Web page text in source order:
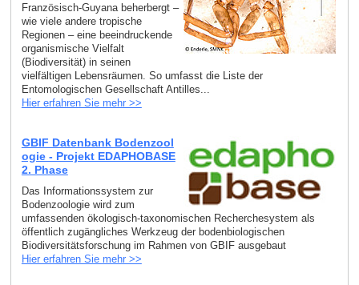
Französisch-Guyana beherbergt –
wie viele andere tropische
Regionen – eine beeindruckende
organismische Vielfalt
(Biodiversität) in seinen
vielfältigen Lebensräumen. So umfasst die Liste der
Entomologischen Gesellschaft Antilles...
Hier erfahren Sie mehr >>
GBIF Datenbank Bodenzool
ogie - Projekt EDAPHOBASE
2. Phase
Das Informationssystem zur
Bodenzoologie wird zum
umfassenden ökologisch-taxonomischen Recherchesystem als
öffentlich zugängliches Werkzeug der bodenbiologischen
Biodiversitätsforschung im Rahmen von GBIF ausgebaut
Hier erfahren Sie mehr >>